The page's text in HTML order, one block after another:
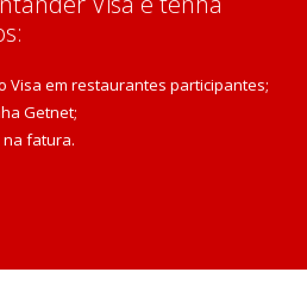
Visa em restaurantes participantes;
Getnet;
na fatura.